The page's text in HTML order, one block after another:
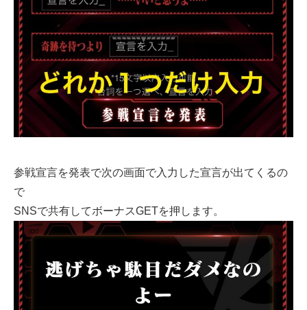
参戦宣言を発表で次の画面で入力した宣言が出てくるの
で
SNSで共有してボーナスGETを押します。